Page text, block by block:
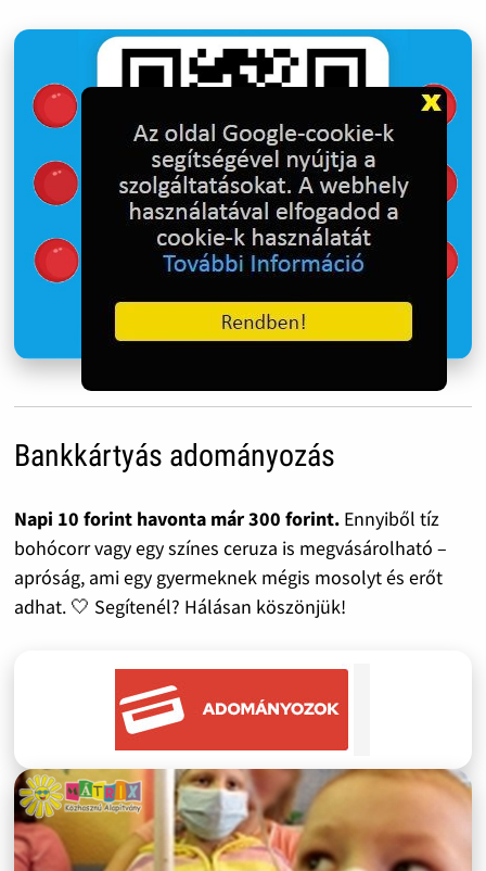
Bankkártyás adományozás
Napi 10 forint havonta már 300 forint.Ennyiből tíz
bohócorr vagy egy színes ceruza is megvásárolható –
apróság, ami egy gyermeknek mégis mosolyt és erőt
adhat. 🤍 Segítenél? Hálásan köszönjük!